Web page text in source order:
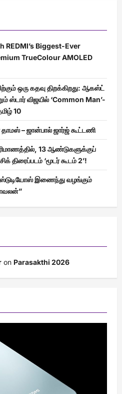
REDMI’s Biggest-Ever
TrueColour AMOLED
ஒரு கதவு திறக்கிறது: ஆகஸ்ட்
ஸ்டார் விஜயில் ‘Common Man’-
10
– ஜான்பால் ஜார்ஜ் கூட்டணி
பரிமாணத்தில், 13 ஆண்டுகளுக்குப்
திரைப்படம் ‘மூடர் கூடம் 2’!
ஸ்டுடியோஸ் இணைந்து வழங்கும்
on Parasakthi 2026